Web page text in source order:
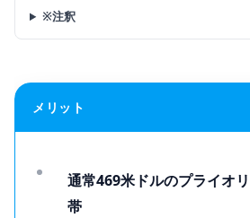
※注釈
メリット
通常469米ドルのプライオ
帯